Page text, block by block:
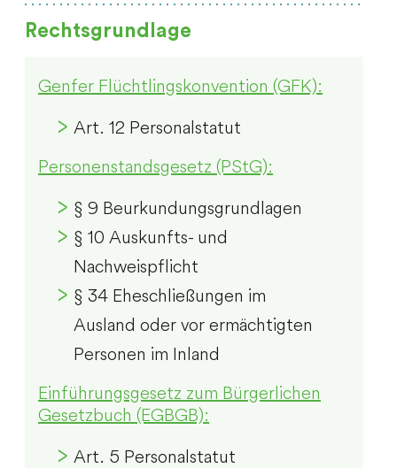
Rechtsgrundlage
Genfer Flüchtlingskonvention (GFK):
Art. 12 Personalstatut
Personenstandsgesetz (PStG):
§ 9 Beurkundungsgrundlagen
§ 10 Auskunfts- und
Nachweispflicht
§ 34 Eheschließungen im
Ausland oder vor ermächtigten
Personen im Inland
Einführungsgesetz zum Bürgerlichen
Gesetzbuch (EGBGB):
Art. 5 Personalstatut